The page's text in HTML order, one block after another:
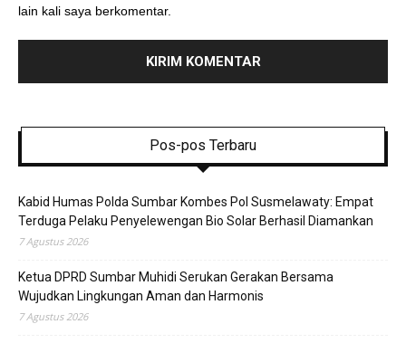
lain kali saya berkomentar.
Pos-pos Terbaru
Kabid Humas Polda Sumbar Kombes Pol Susmelawaty: Empat
Terduga Pelaku Penyelewengan Bio Solar Berhasil Diamankan
7 Agustus 2026
Ketua DPRD Sumbar Muhidi Serukan Gerakan Bersama
Wujudkan Lingkungan Aman dan Harmonis
7 Agustus 2026